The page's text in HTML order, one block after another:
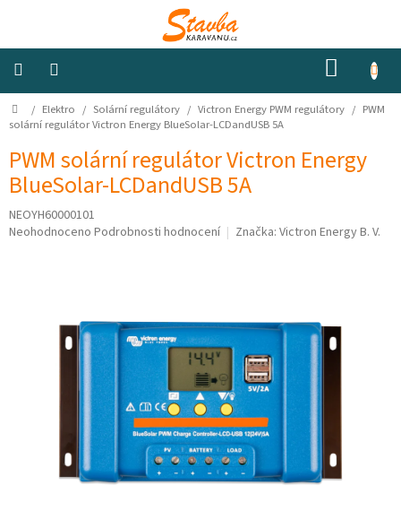
KOŠÍK
Izolace
a
Konstrukční
materiály
Domů
/ Elektro / Solární regulátory / Victron Energy PWM regulátory / PWM
solární regulátor Victron Energy BlueSolar-LCDandUSB 5A
PWM solární regulátor Victron Energy
BlueSolar-LCDandUSB 5A
NEOYH60000101
Průměrné
hvězdiček.
Neohodnoceno Podrobnosti hodnocení Značka: Victron Energy B. V.